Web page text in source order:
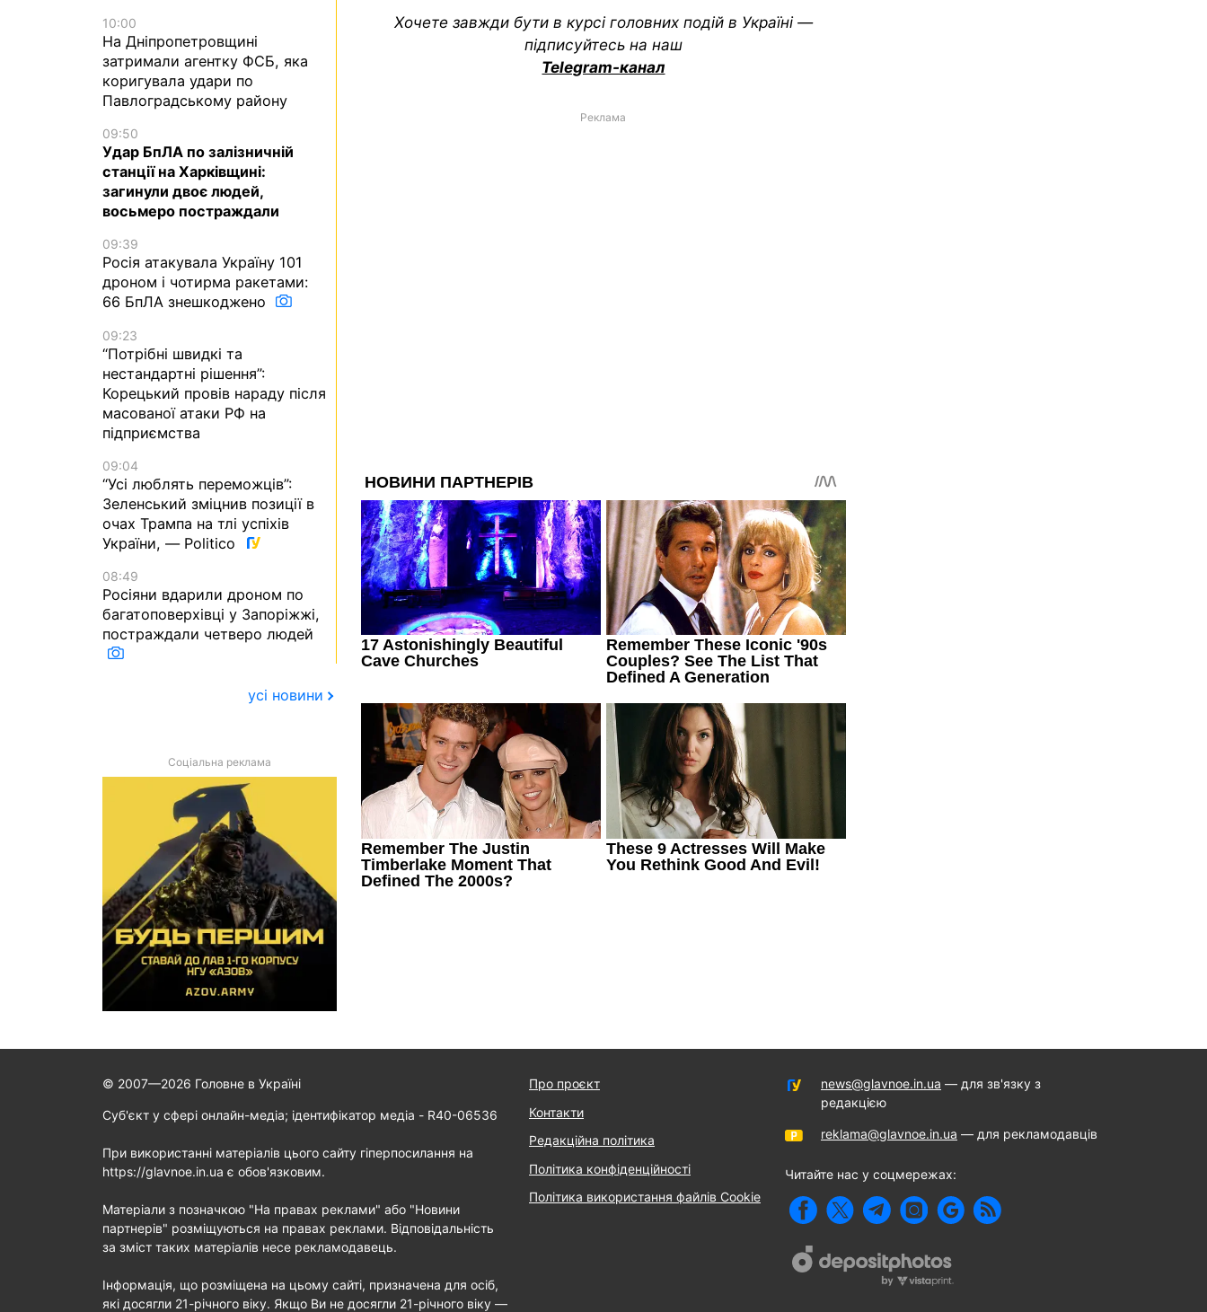
Хочете завжди бути в курсі головних подій в Україні —
підписуйтесь на наш
Telegram-канал
Реклама
10:00
На Дніпропетровщині
затримали агентку ФСБ, яка
коригувала удари по
Павлоградському району
09:50
Удар БпЛА по залізничній
станції на Харківщині:
загинули двоє людей,
восьмеро постраждали
09:39
Росія атакувала Україну 101
дроном і чотирма ракетами:
66 БпЛА знешкоджено
09:23
“Потрібні швидкі та
нестандартні рішення”:
Корецький провів нараду після
масованої атаки РФ на
підприємства
09:04
“Усі люблять переможців”:
Зеленський зміцнив позиції в
очах Трампа на тлі успіхів
України, — Politico
08:49
Росіяни вдарили дроном по
багатоповерхівці у Запоріжжі,
постраждали четверо людей
усі новини
Соціальна реклама
© 2007—2026 Головне в Україні
Cуб'єкт у сфері онлайн-медіа; ідентифікатор медіа - R40-06536
При використанні матеріалів цього сайту гіперпосилання на
https://glavnoe.in.ua є обов'язковим.
Матеріали з позначкою "На правах реклами" або "Новини
партнерів" розміщуються на правах реклами. Відповідальність
за зміст таких матеріалів несе рекламодавець.
Інформація, що розміщена на цьому сайті, призначена для осіб,
які досягли 21-річного віку. Якщо Ви не досягли 21-річного віку —
Про проєкт
Контакти
Редакційна політика
Політика конфіденційності
Політика використання файлів Cookie
news@glavnoe.in.ua — для зв'язку з
редакцією
reklama@glavnoe.in.ua — для рекламодавців
Читайте нас у соцмережах: